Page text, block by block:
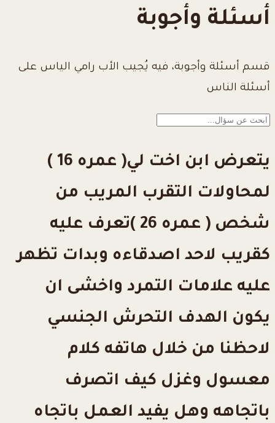
أسئلة وأجوبة
قسم أسئلة وأجوبة، فيه يُجيب الأب رامي الياس على
أسئلة الناس
يتعرض ابن اخت لي( عمره 16 )
لمحاولات التقرب المريب من
شخص ( عمره 26 )تعرف عليه
كقريب لاحد اصدقاءه وبدات تظهر
عليه علامات التمرد واخشى ان
يكون الهدف التحرش الجنسي
لاحظنا من خلال هاتفه كلام
معسول وغزل كيف اتصرف
باتجاهه وهل يفيد العمل باتجاه